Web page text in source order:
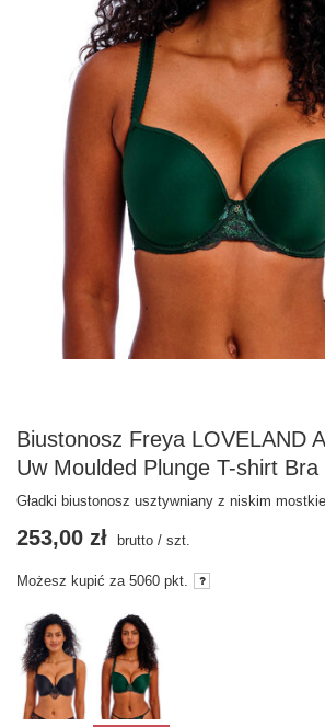
Biustonosz Freya LOVELAND
Uw Moulded Plunge T-shirt Bra
Gładki biustonosz usztywniany z niskim
253,00 zł brutto / szt.
Możesz kupić za 5060 pkt.